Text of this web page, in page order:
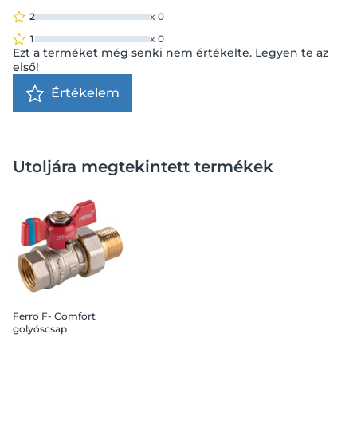
2 x 0
1
x 0
Ezt a terméket még senki nem értékelte. Legyen te az
első!
Értékelem
Utoljára megtekintett termékek
Ferro F- Comfort
golyóscsap